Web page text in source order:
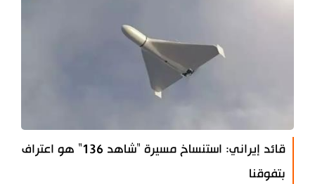
قائد إيراني: استنساخ مسيرة "شاهد 136" هو اعتراف
بتفوقنا